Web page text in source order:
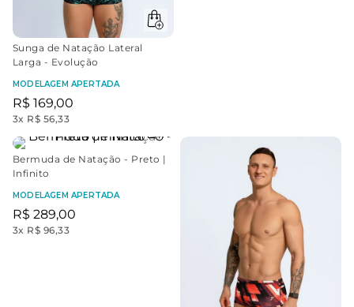
Sunga de Natação Lateral
Larga - Evolução
MODELAGEM APERTADA
R$ 169,00
3x R$ 56,33
Bermuda de Natação - Preto |
Infinito
MODELAGEM APERTADA
R$ 289,00
3x R$ 96,33